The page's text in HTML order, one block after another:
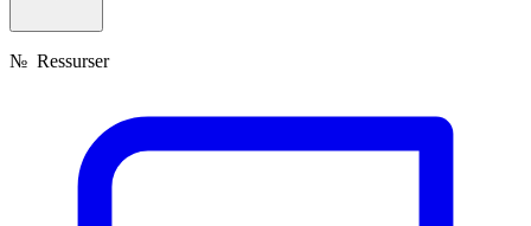
№ Ressurser